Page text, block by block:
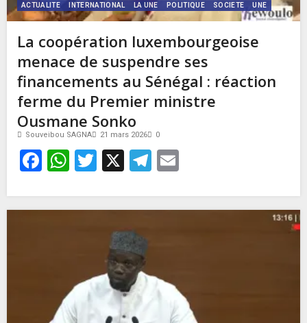
ACTUALITE INTERNATIONAL LA UNE POLITIQUE SOCIETE UNE
La coopération luxembourgeoise
menace de suspendre ses
financements au Sénégal : réaction
ferme du Premier ministre
Ousmane Sonko
Souveibou SAGNA 21 mars 2026 0
Facebook
WhatsApp
Twitter
X Telegram